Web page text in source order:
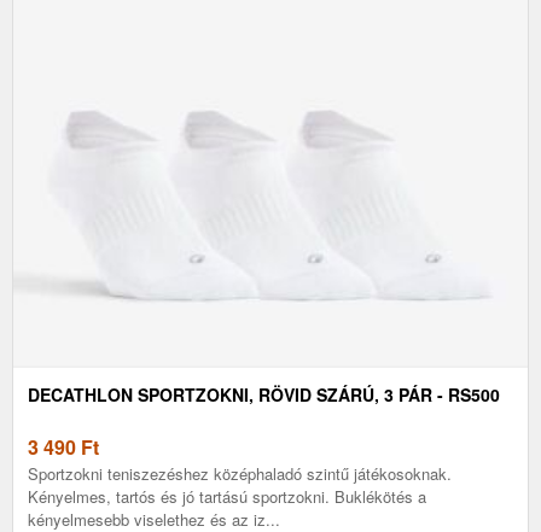
DECATHLON SPORTZOKNI, RÖVID SZÁRÚ, 3 PÁR - RS500
3 490 Ft
Sportzokni teniszezéshez középhaladó szintű játékosoknak.
Kényelmes, tartós és jó tartású sportzokni. Buklékötés a
kényelmesebb viselethez és az iz...